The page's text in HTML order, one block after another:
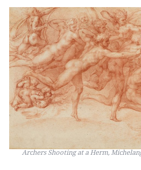
Archers Shooting at a Herm,